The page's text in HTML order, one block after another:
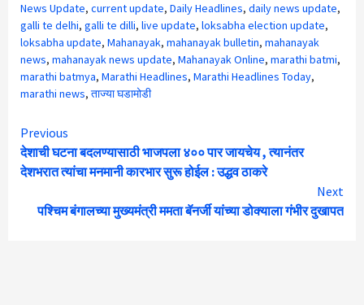
News Update, current update, Daily Headlines, daily news update,
galli te delhi, galli te dilli, live update, loksabha election update,
loksabha update, Mahanayak, mahanayak bulletin, mahanayak
news, mahanayak news update, Mahanayak Online, marathi batmi,
marathi batmya, Marathi Headlines, Marathi Headlines Today,
marathi news, ताज्या घडामोडी
Continue
Reading
Previous
देशाची घटना बदलण्यासाठी भाजपला ४०० पार जायचेय , त्यानंतर
देशभरात त्यांचा मनमानी कारभार सुरू होईल : उद्धव ठाकरे
Next
पश्चिम बंगालच्या मुख्यमंत्री ममता बॅनर्जी यांच्या डोक्याला गंभीर दुखापत